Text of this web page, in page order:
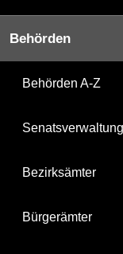
Behörden
Behörden A-Z
Bezirksämter
Bürgerämter